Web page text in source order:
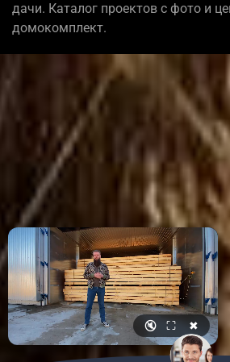
дачи. Каталог проектов с фото и
домокомплект.
🔇 ⛶ ✖